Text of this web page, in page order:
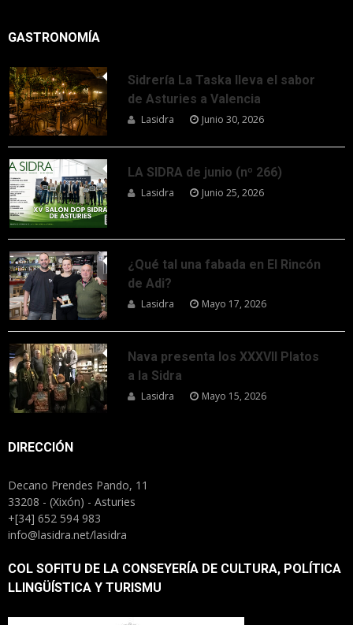
GASTRONOMÍA
Sidrería La Taska lleva el sabor
de Asturies a Valencia
Lasidra Junio 30, 2026
LA SIDRA de junio (nº 266)
Lasidra Junio 25, 2026
¿Qué tal una fabada en El Rincón
de Adi?
Lasidra Mayo 17, 2026
Nava presenta los XXXVII Platos
a la Sidra
Lasidra Mayo 15, 2026
DIRECCIÓN
Decano Prendes Pando, 11
33208 - (Xixón) - Asturies
+[34] 652 594 983
info@lasidra.net/lasidra
COL SOFITU DE LA CONSEYERÍA DE CULTURA, POLÍTICA
LLINGÜÍSTICA Y TURISMU